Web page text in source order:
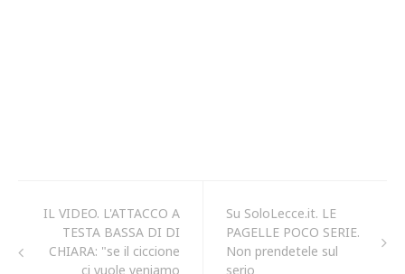
IL VIDEO. L'ATTACCO A
TESTA BASSA DI DI
CHIARA: "se il ciccione
ci vuole veniamo
Su SoloLecce.it. LE
PAGELLE POCO SERIE.
Non prendetele sul
serio